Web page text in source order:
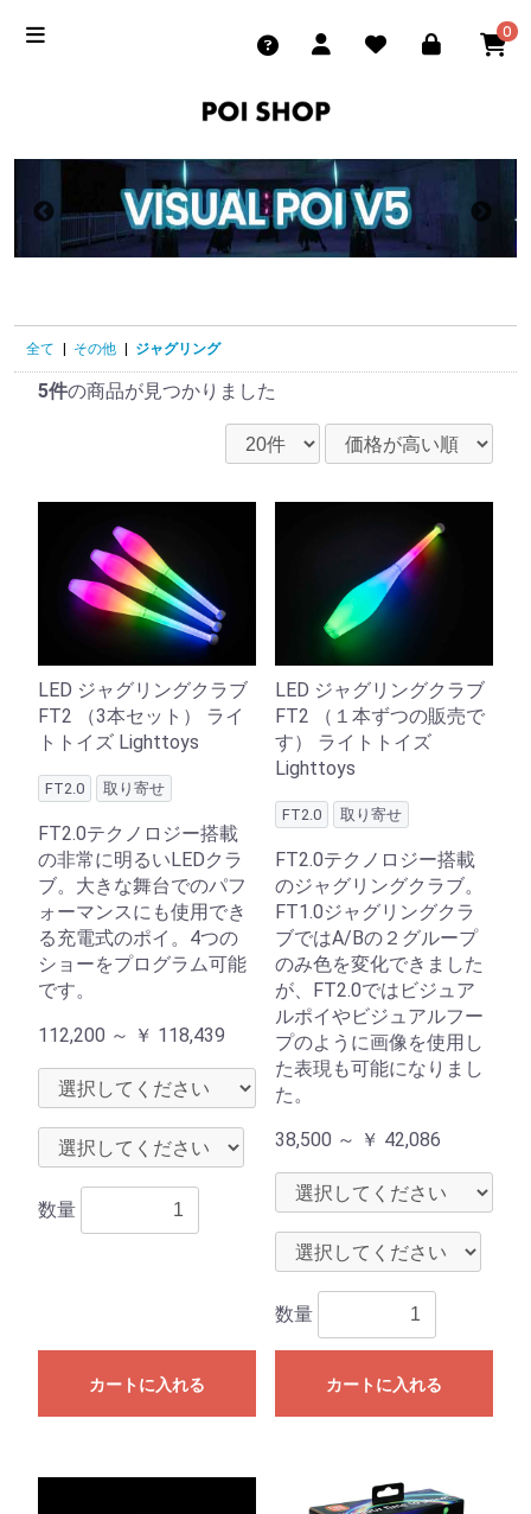
0
全て | その他 | ジャグリング
5件の商品が見つかりました
LED ジャグリングクラブ
FT2 （3本セット） ライ
トトイズ Lighttoys
FT2.0 取り寄せ
FT2.0テクノロジー搭載
の非常に明るいLEDクラ
ブ。大きな舞台でのパフ
ォーマンスにも使用でき
る充電式のポイ。4つの
ショーをプログラム可能
です。
112,200 ～ ￥ 118,439
数量
カートに入れる
LED ジャグリングクラブ
FT2 （１本ずつの販売で
す） ライトトイズ
Lighttoys
FT2.0 取り寄せ
FT2.0テクノロジー搭載
のジャグリングクラブ。
FT1.0ジャグリングクラ
ブではA/Bの２グループ
のみ色を変化できました
が、FT2.0ではビジュア
ルポイやビジュアルフー
プのように画像を使用し
た表現も可能になりまし
た。
38,500 ～ ￥ 42,086
数量
カートに入れる